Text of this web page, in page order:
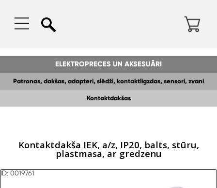
ELEKTROPRECES UN AKSESUĀRI
Patronas, dakšas, adapteri, slēdži, kontaktligzdas, sensori, zvani
Kontaktdakšas
Kontaktdakša IEK, a/z, IP20, balts, stūru,
plastmasa, ar gredzenu
ID: 0019761